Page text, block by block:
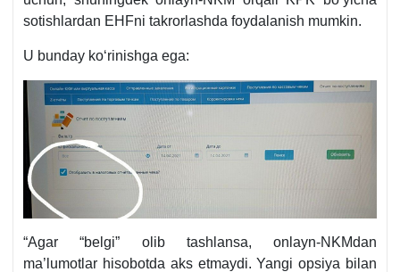
sotishlardan EHFni takrorlashda foydalanish mumkin.
U bunday koʻrinishga ega:
“Agar “belgi” olib tashlansa, onlayn-NKMdan
ma’lumotlar hisobotda aks etmaydi. Yangi opsiya bilan